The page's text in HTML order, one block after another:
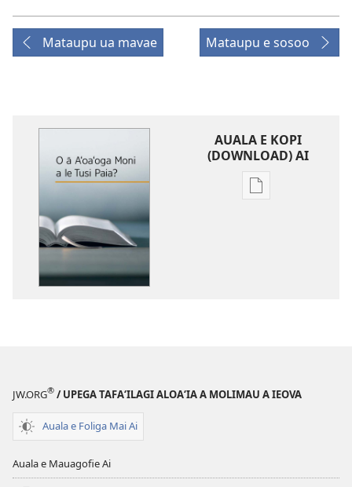
Mataupu ua mavae Mataupu e sosoo
AUALA E KOPI
(DOWNLOAD) AI
Vaega
le
JW.ORG® / UPEGA TAFA‘ILAGI ALOA‘IA A MOLIMAU A IEOVA
Auala e Foliga Mai Ai
Auala e Mauagofie Ai